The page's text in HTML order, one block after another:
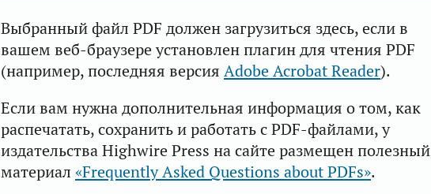
Выбранный файл PDF должен загрузиться здесь, если в
вашем веб-браузере установлен плагин для чтения PDF
(например, последняя версия Adobe Acrobat Reader).
Если вам нужна дополнительная информация о том, как
распечатать, сохранить и работать с PDF-файлами, у
издательства Highwire Press на сайте размещен полезный
материал «Frequently Asked Questions about PDFs».